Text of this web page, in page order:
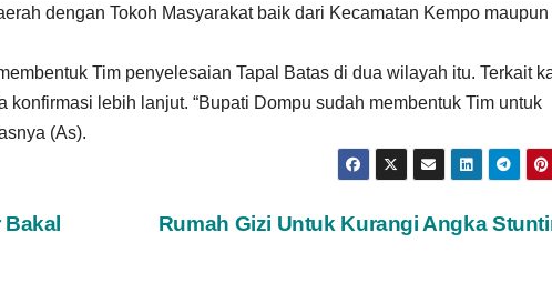
dengan Tokoh Masyarakat baik dari Kecamatan Kempo maupun
Tim penyelesaian Tapal Batas di dua wilayah itu. Terkait
lebih lanjut. “Bupati Dompu sudah membentuk Tim untuk
(As).
Rumah Gizi Untuk Kurangi Angka
Bakal